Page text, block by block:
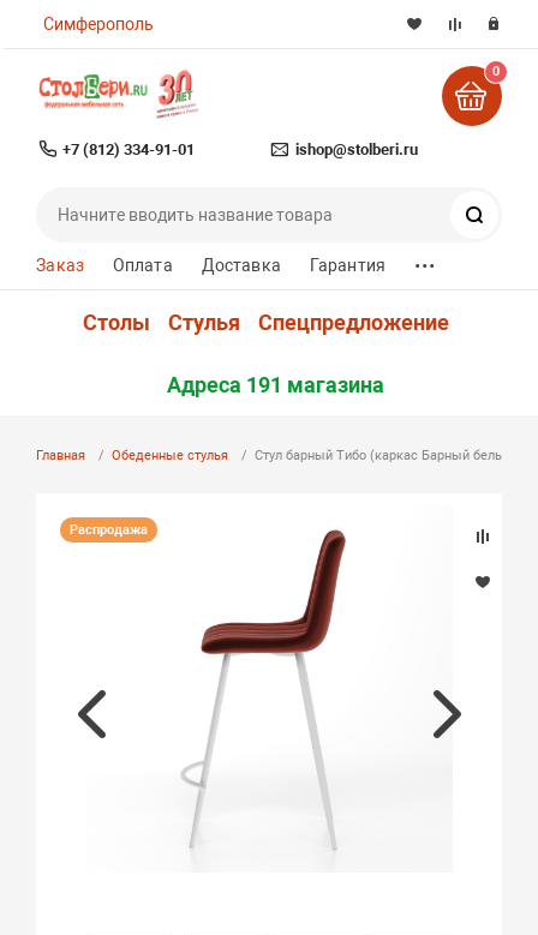
Симферополь
+7 (812) 334-91-01 ishop@stolberi.ru
0
Заказ Оплата Доставка Гарантия ...
Столы Стулья Спецпредложение
Адреса 191 магазина
Главная Обеденные стулья Стул барный Тибо (каркас Барный белый
Распродажа